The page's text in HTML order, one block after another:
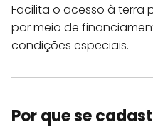
Facilita o acesso à terra
por meio de
condições especiais.
Por que se